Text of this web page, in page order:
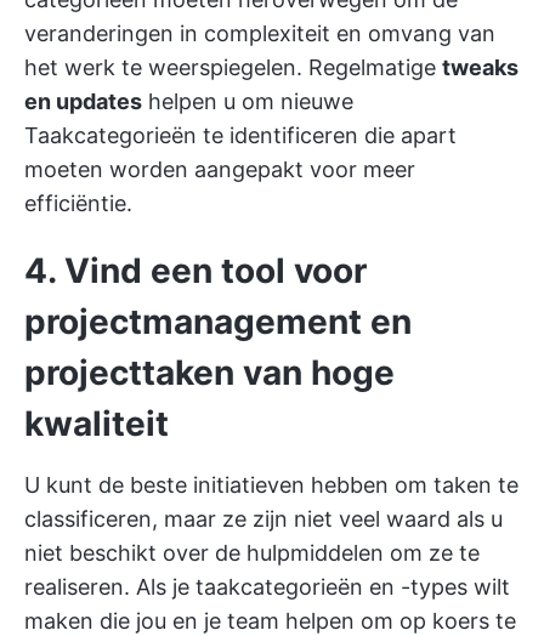
veranderingen in complexiteit en omvang van
het werk te weerspiegelen. Regelmatige tweaks
en updates helpen u om nieuwe
Taakcategorieën te identificeren die apart
moeten worden aangepakt voor meer
efficiëntie.
4. Vind een tool voor
projectmanagement en
projecttaken van hoge
kwaliteit
U kunt de beste initiatieven hebben om taken te
classificeren, maar ze zijn niet veel waard als u
niet beschikt over de hulpmiddelen om ze te
realiseren. Als je taakcategorieën en -types wilt
maken die jou en je team helpen om op koers te